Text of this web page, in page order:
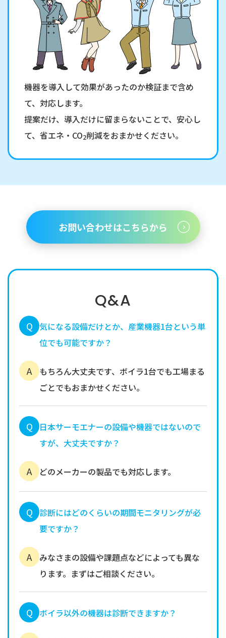
機器を導入して効果があったのか検証まで含め
て、対応します。
提案だけ、導入だけに留まらないことで、安心し
て、省エネ・CO2削減をおまかせください。
お問い合わせはこちらから
Q&A
Q 気になる設備だけとか、産業機器1台という単
位でも可能ですか？
A
もちろん大丈夫です、ボイラ1台でも工場まる
ごとでもおまかせください。
Q
日本サーモエナーの設備や機器ではないので
すが、大丈夫ですか？
A どのメーカーの製品でも対応します。
Q
診断にはどのくらいの期間モニタリングが必
要ですか？
A
みなさまの設備や課題点などによっても異な
ります。まずはご相談ください。
Q ボイラ以外の機器は診断できますか？